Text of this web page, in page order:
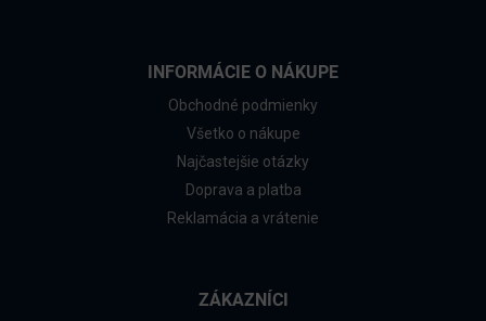
INFORMÁCIE O NÁKUPE
Obchodné podmienky
Všetko o nákupe
Najčastejšie otázky
Doprava a platba
Reklamácia a vrátenie
ZÁKAZNÍCI